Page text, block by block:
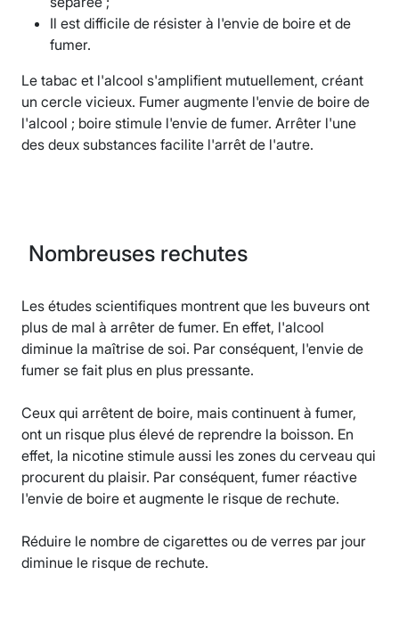
Il est difficile de résister à l'envie de boire et de
fumer.
Le tabac et l'alcool s'amplifient mutuellement, créant
un cercle vicieux. Fumer augmente l'envie de boire de
l'alcool ; boire stimule l'envie de fumer. Arrêter l'une
des deux substances facilite l'arrêt de l'autre.
Nombreuses rechutes
Les études scientifiques montrent que les buveurs ont
plus de mal à arrêter de fumer. En effet, l'alcool
diminue la maîtrise de soi. Par conséquent, l'envie de
fumer se fait plus en plus pressante.
Ceux qui arrêtent de boire, mais continuent à fumer,
ont un risque plus élevé de reprendre la boisson. En
effet, la nicotine stimule aussi les zones du cerveau qui
procurent du plaisir. Par conséquent, fumer réactive
l'envie de boire et augmente le risque de rechute.
Réduire le nombre de cigarettes ou de verres par jour
diminue le risque de rechute.